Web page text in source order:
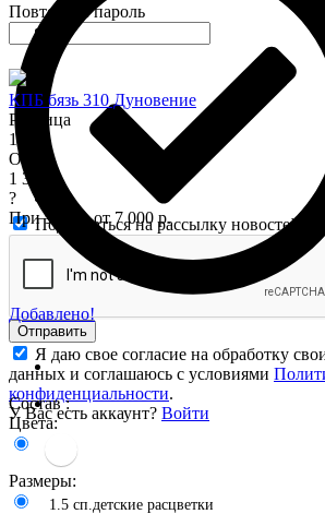
Добавлено!
Состав :
Цвета:
Размеры:
1.5 сп.детские расцветки
КПБ бязь 310 Дуновение
Розница
1 575
Опт
1 345
?
При заказе от 7 000 р.
Повторите пароль
Подписаться на рассылку новостей
Отправить
Я даю свое согласие на обработку
данных и соглашаюсь с условиями
конфиденциальности.
У Вас есть аккаунт? Войти